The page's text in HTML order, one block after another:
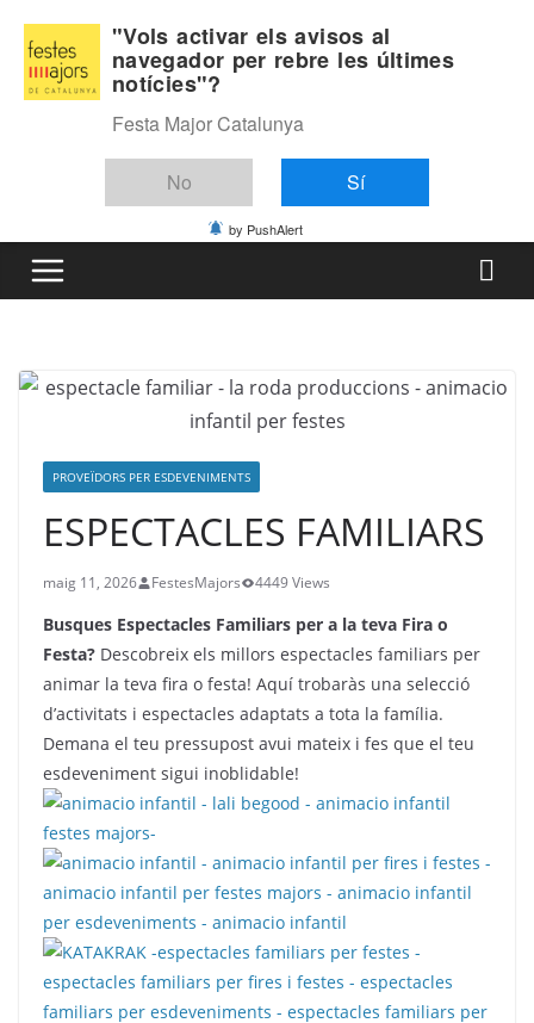
content
Divendres, agost 7, 2026
Última:
PROVEÏDORS PER ESDEVENIMENTS
ESPECTACLES FAMILIARS
maig 11, 2026 FestesMajors 4449 Views
Busques Espectacles Familiars per a la teva Fira o
Festa? Descobreix els millors espectacles familiars per
animar la teva fira o festa! Aquí trobaràs una selecció
d’activitats i espectacles adaptats a tota la família.
Demana el teu pressupost avui mateix i fes que el teu
esdeveniment sigui inoblidable!
"Vols activar els avisos al
navegador per rebre les últimes
notícies"?
Festa Major Catalunya
No Sí
by PushAlert